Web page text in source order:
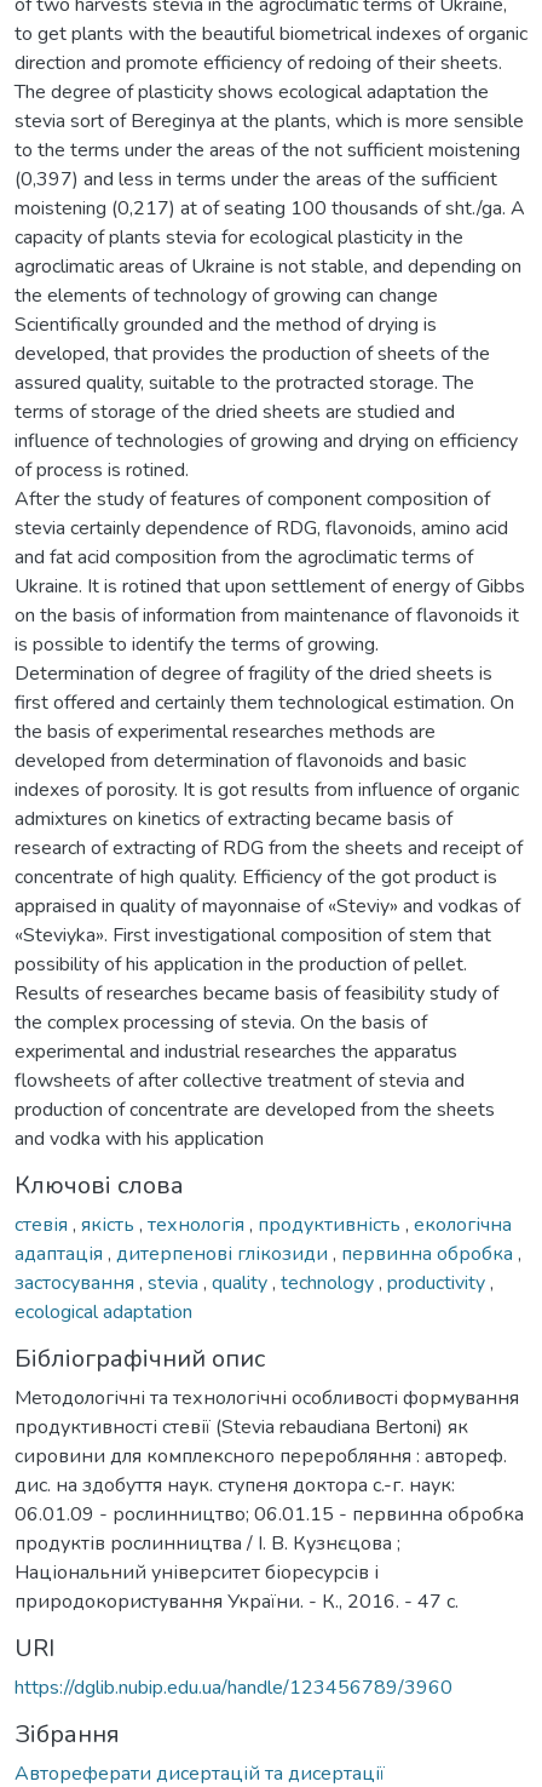
to get plants with the beautiful biometrical indexes of organic
direction and promote efficiency of redoing of their sheets.
The degree of plasticity shows ecological adaptation the
stevia sort of Bereginya at the plants, which is more sensible
to the terms under the areas of the not sufficient moistening
(0,397) and less in terms under the areas of the sufficient
moistening (0,217) at of seating 100 thousands of sht./ga. A
capacity of plants stevia for ecological plasticity in the
agroclimatic areas of Ukraine is not stable, and depending on
the elements of technology of growing can change
Scientifically grounded and the method of drying is
developed, that provides the production of sheets of the
assured quality, suitable to the protracted storage. The
terms of storage of the dried sheets are studied and
influence of technologies of growing and drying on efficiency
of process is rotined.
After the study of features of component composition of
stevia certainly dependence of RDG, flavonoids, amino acid
and fat acid composition from the agroclimatic terms of
Ukraine. It is rotined that upon settlement of energy of Gibbs
on the basis of information from maintenance of flavonoids it
is possible to identify the terms of growing.
Determination of degree of fragility of the dried sheets is
first offered and certainly them technological estimation. On
the basis of experimental researches methods are
developed from determination of flavonoids and basic
indexes of porosity. It is got results from influence of organic
admixtures on kinetics of extracting became basis of
research of extracting of RDG from the sheets and receipt of
concentrate of high quality. Efficiency of the got product is
appraised in quality of mayonnaise of «Steviy» and vodkas of
«Steviyka». First investigational composition of stem that
possibility of his application in the production of pellet.
Results of researches became basis of feasibility study of
the complex processing of stevia. On the basis of
experimental and industrial researches the apparatus
flowsheets of after collective treatment of stevia and
production of concentrate are developed from the sheets
and vodka with his application
Ключові слова
стевія , якість , технологія , продуктивність , екологічна
адаптація , дитерпенові глікозиди , первинна обробка ,
застосування , stevia , quality, technology, productivity,
ecological adaptation
Бібліографічний опис
Методологічні та технологічні особливості формування
продуктивності стевії (Stevia rebaudiana Bertoni) як
сировини для комплексного переробляння : автореф.
дис. на здобуття наук. ступеня доктора с.-г. наук:
06.01.09 - рослинництво; 06.01.15 - первинна обробка
продуктів рослинництва / І. В. Кузнєцова ;
Національний університет біоресурсів і
природокористування України. - К., 2016. - 47 с.
URI
https://dglib.nubip.edu.ua/handle/123456789/3960
Зібрання
Автореферати дисертацій та дисертації